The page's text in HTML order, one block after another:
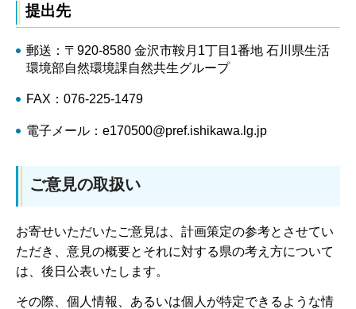
提出先
郵送：〒920-8580 金沢市鞍月1丁目1番地 石川県生活
環境部自然環境課自然共生グループ
FAX：076-225-1479
電子メール：e170500@pref.ishikawa.lg.jp
ご意見の取扱い
お寄せいただいたご意見は、計画策定の参考とさせてい
ただき、意見の概要とそれに対する県の考え方について
は、後日公表いたします。
その際、個人情報、あるいは個人が特定できるような情